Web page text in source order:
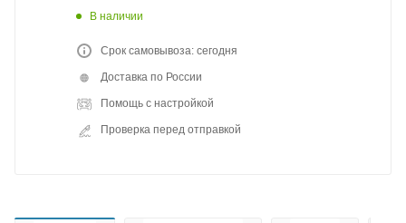
В наличии
Срок самовывоза: сегодня
Доставка по России
Помощь с настройкой
Проверка перед отправкой